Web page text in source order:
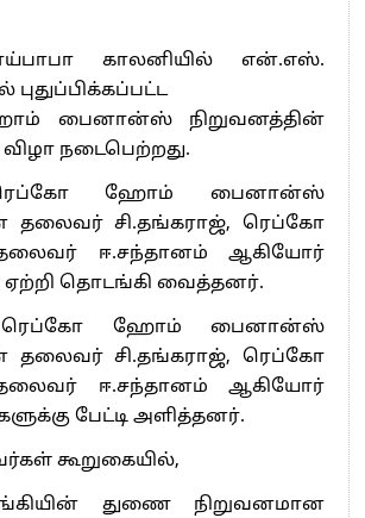
காலனியில் என்.எஸ்.
பைனான்ஸ் நிறுவனத்தின்
விழா நடைபெற்றது.
ஹோம் பைனான்ஸ்
தலைவர் சி.தங்கராஜ், ரெப்கோ
ஈ.சந்தானம் ஆகியோர்
ஏற்றி தொடங்கி வைத்தனர்.
ரெப்கோ ஹோம் பைனான்ஸ்
தலைவர் சி.தங்கராஜ், ரெப்கோ
ஈ.சந்தானம் ஆகியோர்
பேட்டி அளித்தனர்.
கூறுகையில்,
துணை நிறுவனமான